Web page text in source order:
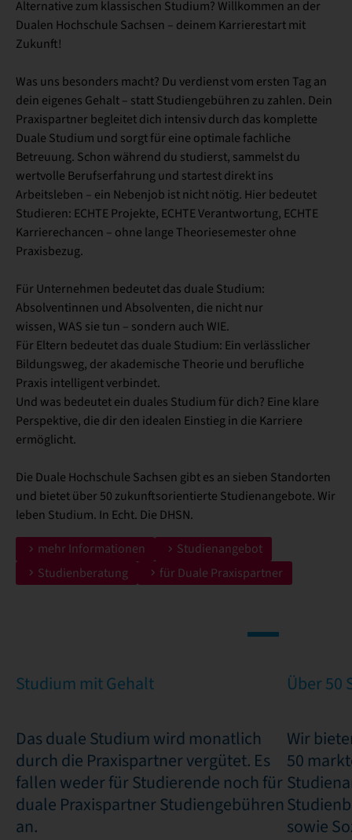
Alternative zum klassischen Studium? Willkommen an der
Dualen Hochschule Sachsen – deinem Karrierestart mit
Zukunft!
Was uns besonders macht? Du verdienst vom ersten Tag an
dein eigenes Gehalt – statt Studiengebühren zu zahlen. Dein
Praxispartner begleitet dich intensiv durch das komplette
Duale Studium und sorgt für eine optimale fachliche
Betreuung. Schon während du studierst, sammelst du
wertvolle Berufserfahrung und startest direkt ins
Arbeitsleben – ein Nebenjob ist nicht nötig. Hier bedeutet
Studieren: ECHTE Projekte, ECHTE Verantwortung, ECHTE
Karrierechancen – ohne lange Theoriesemester ohne
Praxisbezug.
Für Unternehmen bedeutet das duale Studium:
Absolventinnen und Absolventen, die nicht nur
wissen, WAS sie tun – sondern auch WIE.
Für Eltern bedeutet das duale Studium: Ein verlässlicher
Bildungsweg, der akademische Theorie und berufliche
Praxis intelligent verbindet.
Und was bedeutet ein duales Studium für dich? Eine klare
Perspektive, die dir den idealen Einstieg in die Karriere
ermöglicht.
Die Duale Hochschule Sachsen gibt es an sieben Standorten
und bietet über 50 zukunftsorientierte Studienangebote. Wir
leben Studium. In Echt. Die DHSN.
mehr Informationen
Studienangebot
Studienberatung
für Duale Praxispartner
Studium mit Gehalt
Das duale Studium wird monatlich
durch die Praxispartner vergütet. Es
fallen weder für Studierende noch für
duale Praxispartner Studiengebühren
an.
Über 50
Wir
50
sowie